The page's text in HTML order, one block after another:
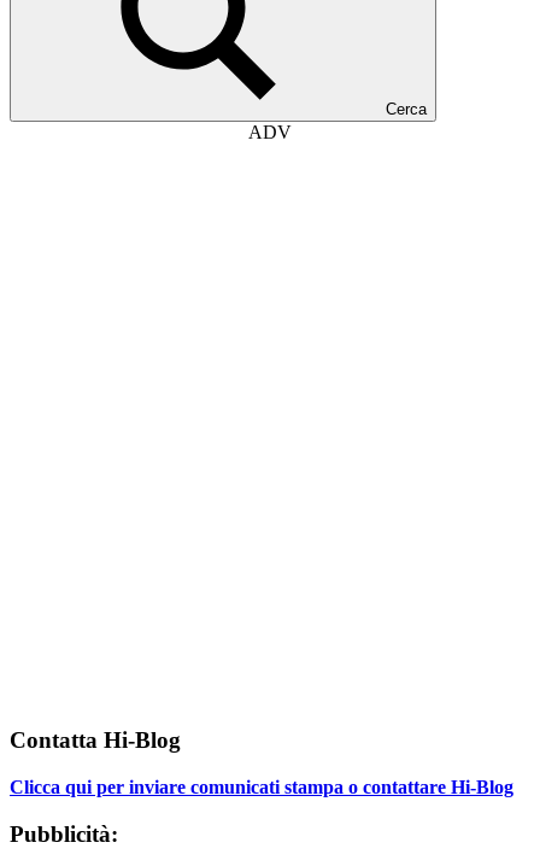
Cerca
ADV
Contatta Hi-Blog
Clicca qui per inviare comunicati stampa o contattare Hi-Blog
Pubblicità: